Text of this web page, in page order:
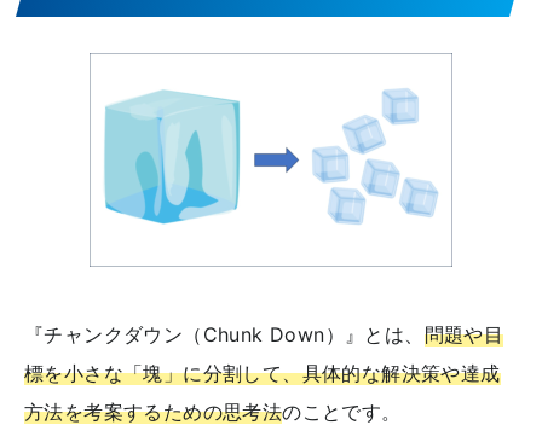
『チャンクダウン（Chunk Down）』とは、 問題や目
標を小さな「塊」に分割して、具体的な解決策や達成
方法を考案するための思考法のことです。